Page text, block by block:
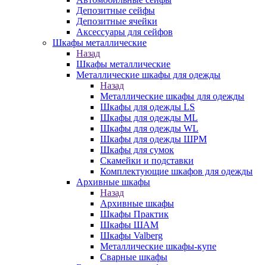
Депозитные сейфы
Депозитные ячейки
Аксессуары для сейфов
Шкафы металлические
Назад
Шкафы металлические
Металлические шкафы для одежды
Назад
Металлические шкафы для одежды
Шкафы для одежды LS
Шкафы для одежды ML
Шкафы для одежды WL
Шкафы для одежды ШРМ
Шкафы для сумок
Скамейки и подставки
Комплектующие шкафов для одежды
Архивные шкафы
Назад
Архивные шкафы
Шкафы Практик
Шкафы ШАМ
Шкафы Valberg
Металлические шкафы-купе
Сварные шкафы